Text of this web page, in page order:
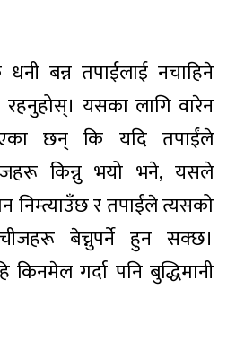
बन्न तपाईलाई नचाहिने
रहनुहोस्। यसका लागि वारेन
छन् कि यदि तपाईंले
किन्नु भयो भने, यसले
निम्त्याउँछ र तपाईंले त्यसको
बेच्नुपर्ने हुन सक्छ।
गर्दा पनि बुद्धिमानी